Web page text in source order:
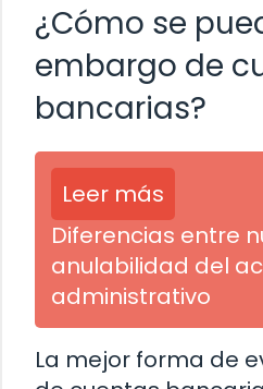
¿Cómo se
embargo de
bancarias?
Leer más
Diferencias entre
anulabilidad del
administrativo
La mejor forma de